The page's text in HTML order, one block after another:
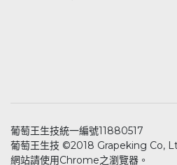
葡萄王生技統一編號11880517
葡萄王生技 ©2018 Grapeking Co,
網站請使用Chrome之瀏覽器。